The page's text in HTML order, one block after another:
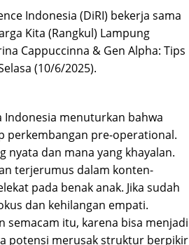
Indonesia (DiRI) bekerja sama
Kita (Rangkul) Lampung
Cappuccinna & Gen Alpha: Tips
(10/6/2025).
Indonesia menuturkan bahwa
perkembangan pre-operational.
nyata dan mana yang khayalan.
terjerumus dalam konten-
pada benak anak. Jika sudah
dan kehilangan empati.
semacam itu, karena bisa menjadi
potensi merusak struktur berpikir